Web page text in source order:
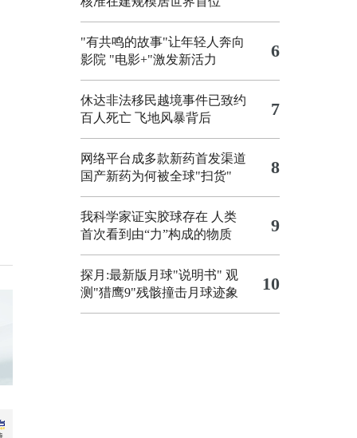
"有共鸣的故事"让年轻人奔向
影院 "电影+"激发新活力 6
休达非法移民越境事件已致约
百人死亡 飞地风暴背后 7
网络平台成多款新药首发渠道
国产新药为何被全球"扫货"
8
我科学家证实胶球存在 人类
首次看到由“力”构成的物质
9
探月:最新版月球"说明书" 观
测"猎鹰9"残骸撞击月球迹象
10